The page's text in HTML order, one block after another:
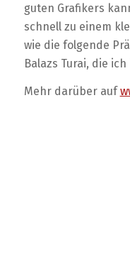
guten Grafikers
schnell zu einem
wie die folgende
Balazs Turai, die
Mehr darüber auf